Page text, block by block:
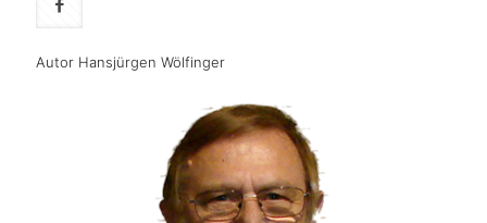
Autor Hansjürgen Wölfinger